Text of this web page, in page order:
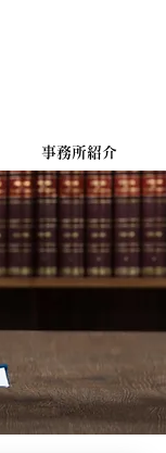
事務所紹介